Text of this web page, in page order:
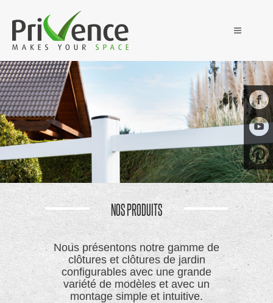
NOS PRODUITS
Nous présentons notre gamme de
clôtures et clôtures de jardin
configurables avec une grande
variété de modèles et avec un
montage simple et intuitive.